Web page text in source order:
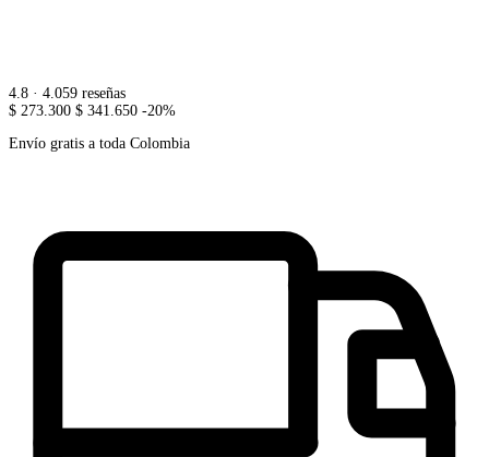
4.8 · 4.059 reseñas
$ 273.300 $ 341.650 -20%
Envío gratis a toda Colombia